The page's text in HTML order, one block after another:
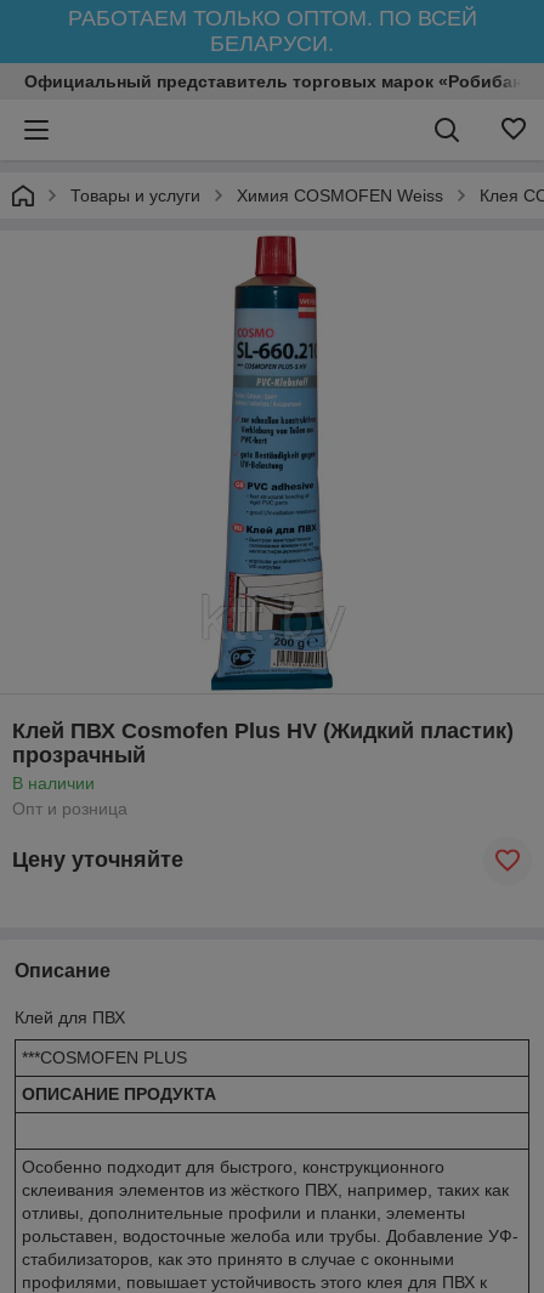
РАБОТАЕМ ТОЛЬКО ОПТОМ. ПО ВСЕЙ
БЕЛАРУСИ.
Официальный представитель торговых марок
Товары и услуги Химия COSMOFEN Weiss Клея
Клей ПВХ Cosmofen Plus HV (Жидкий пластик)
прозрачный
В наличии
Опт и розница
Цену уточняйте
Описание
Клей для ПВХ
***COSMOFEN PLUS
ОПИСАНИЕ ПРОДУКТА
Особенно подходит для быстрого, конструкционного
склеивания элементов из жёсткого ПВХ, например, таких как
отливы, дополнительные профили и планки, элементы
рольставен, водосточные желоба или трубы. Добавление УФ-
стабилизаторов, как это принято в случае с оконными
профилями, повышает устойчивость этого клея для ПВХ к